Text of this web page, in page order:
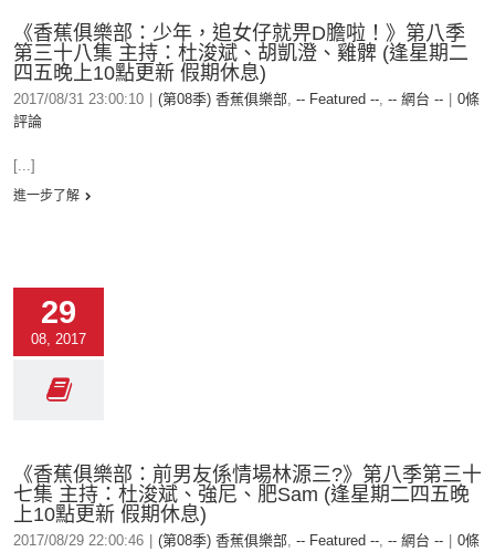
《香蕉俱樂部：少年，追女仔就畀D膽啦！》第八季
第三十八集 主持：杜浚斌、胡凱澄、雞髀 (逢星期二
四五晚上10點更新 假期休息)
2017/08/31 23:00:10 (第08季) 香蕉俱樂部, -- Featured --, -- 網台 --
0條
評論
[...]
進一步了解
29
08, 2017
《香蕉俱樂部：前男友係情場林源三?》第八季第三十
七集 主持：杜浚斌、強尼、肥Sam (逢星期二四五晚
上10點更新 假期休息)
2017/08/29 22:00:46 (第08季) 香蕉俱樂部, -- Featured --, -- 網台 --
0條